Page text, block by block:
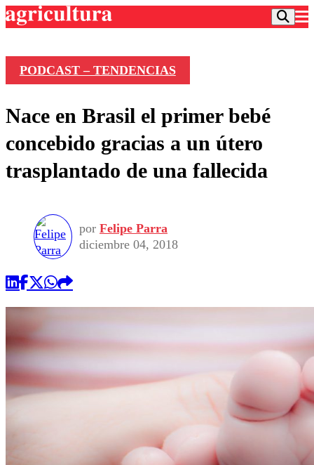
Frecuencias
Agricultura TV
Deportes
Colo Colo
Seleccion Chilena
Torneo Internacional
Entretención
Economía
Internacional
Publicaciones en medios
Opinión
PODCAST – TENDENCIAS
Nace en Brasil el primer bebé
concebido gracias a un útero
trasplantado de una fallecida
por Felipe Parra
diciembre 04, 2018